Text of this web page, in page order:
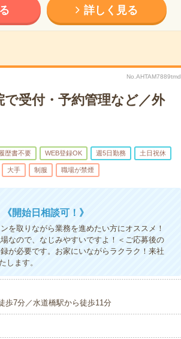
詳しく見る
No.AHTAM7889tmd
で受付・予約管理など／外
歴書不要 WEB登録OK 週5日勤務 土日祝休
大手 制服 職場が禁煙
開始日相談可！》
を取りながら業務を進めたい方にオススメ！
なので、なじみやすいですよ！＜ご応募後の
が必要です。お家にいながらラクラク！来社
します。
歩7分／水道橋駅から徒歩11分